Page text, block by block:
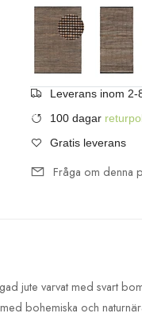
Leverans inom 2-
100 dagar
Gratis leverans
Fråga om denna
jute varvat med svart
bohemiska och